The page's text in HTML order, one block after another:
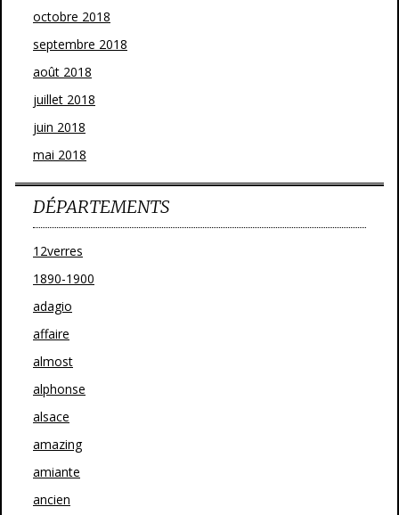
octobre 2018
septembre 2018
août 2018
juillet 2018
juin 2018
mai 2018
DÉPARTEMENTS
12verres
1890-1900
adagio
affaire
almost
alphonse
alsace
amazing
amiante
ancien